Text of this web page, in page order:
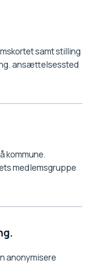
samt stilling
ansættelsessted
kommune.
medlemsgruppe
anonymisere